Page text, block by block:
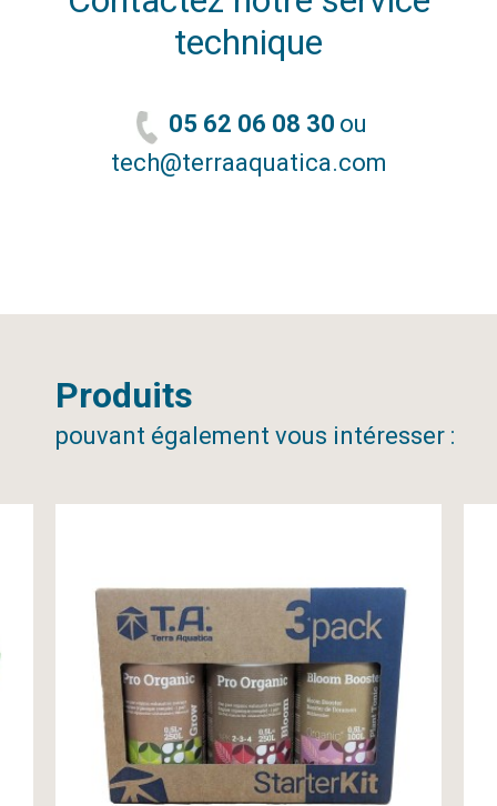
technique
05 62 06 08 30 ou
tech@terraaquatica.com
Produits
pouvant également vous intéresser :